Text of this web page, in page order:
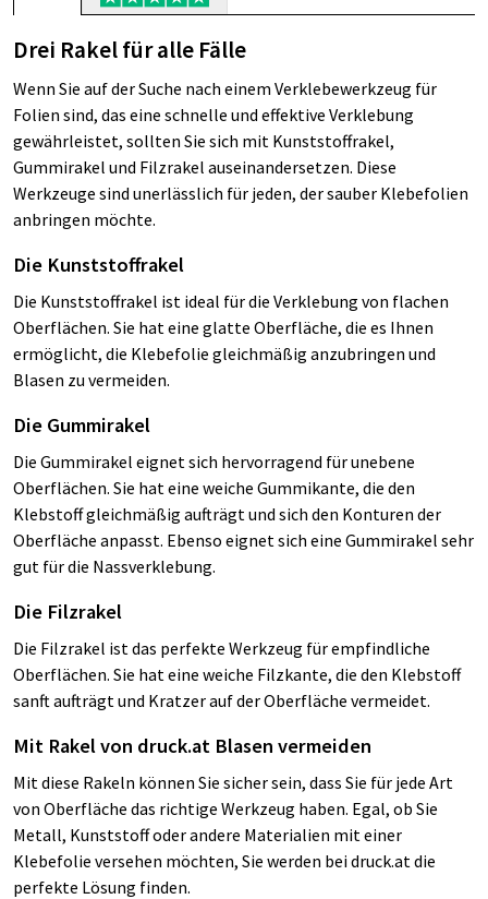
Drei Rakel für alle Fälle
Wenn Sie auf der Suche nach einem Verklebewerkzeug für
Folien sind, das eine schnelle und effektive Verklebung
gewährleistet, sollten Sie sich mit Kunststoffrakel,
Gummirakel und Filzrakel auseinandersetzen. Diese
Werkzeuge sind unerlässlich für jeden, der sauber Klebefolien
anbringen möchte.
Die Kunststoffrakel
Die Kunststoffrakel ist ideal für die Verklebung von flachen
Oberflächen. Sie hat eine glatte Oberfläche, die es Ihnen
ermöglicht, die Klebefolie gleichmäßig anzubringen und
Blasen zu vermeiden.
Die Gummirakel
Die Gummirakel eignet sich hervorragend für unebene
Oberflächen. Sie hat eine weiche Gummikante, die den
Klebstoff gleichmäßig aufträgt und sich den Konturen der
Oberfläche anpasst. Ebenso eignet sich eine Gummirakel sehr
gut für die Nassverklebung.
Die Filzrakel
Die Filzrakel ist das perfekte Werkzeug für empfindliche
Oberflächen. Sie hat eine weiche Filzkante, die den Klebstoff
sanft aufträgt und Kratzer auf der Oberfläche vermeidet.
Mit Rakel von druck.at Blasen vermeiden
Mit diese Rakeln können Sie sicher sein, dass Sie für jede Art
von Oberfläche das richtige Werkzeug haben. Egal, ob Sie
Metall, Kunststoff oder andere Materialien mit einer
Klebefolie versehen möchten, Sie werden bei druck.at die
perfekte Lösung finden.